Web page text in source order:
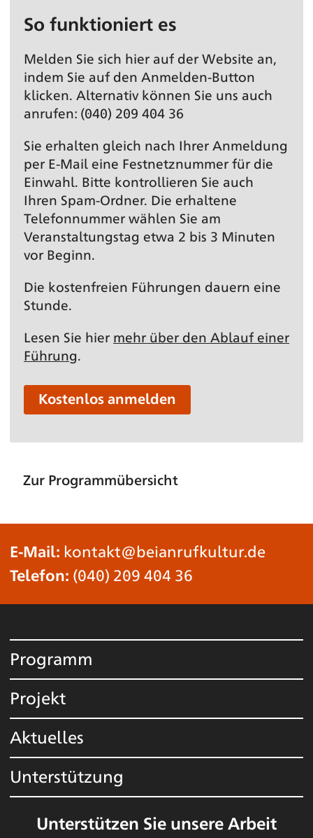
So funktioniert es
Melden Sie sich hier auf der Website an,
indem Sie auf den Anmelden-Button
klicken. Alternativ können Sie uns auch
anrufen: (040) 209 404 36
Sie erhalten gleich nach Ihrer Anmeldung
per E-Mail eine Festnetz­nummer für die
Einwahl. Bitte kontrollieren Sie auch
Ihren Spam-Ordner. Die erhaltene
Telefonnummer wählen Sie am
Veranstaltungs­tag etwa 2 bis 3 Minuten
vor Beginn.
Die kostenfreien Führungen dauern eine
Stunde.
Lesen Sie hier mehr über den Ablauf einer
Führung.
Kostenlos anmelden
Zur Programmübersicht
E-Mail: kontakt@beianrufkultur.de
Telefon: (040) 209 404 36
Programm
Projekt
Aktuelles
Unterstützung
Unterstützen Sie unsere Arbeit